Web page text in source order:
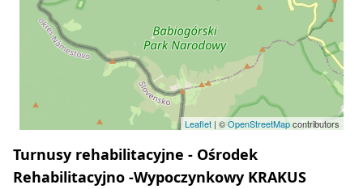
Leaflet | ©OpenStreetMapcontributors
Turnusy rehabilitacyjne - Ośrodek
Rehabilitacyjno -Wypoczynkowy KRAKUS